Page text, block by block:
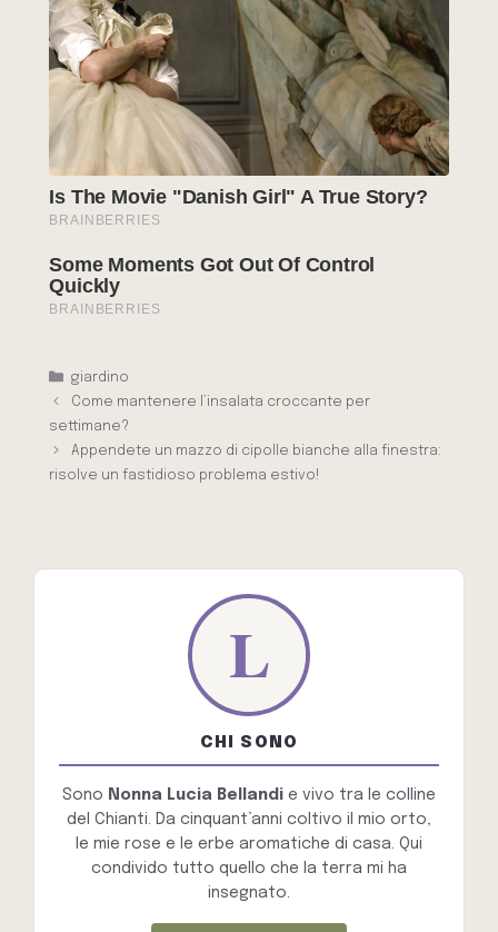
Categorie
giardino
Come mantenere l’insalata croccante per
settimane?
Appendete un mazzo di cipolle bianche alla finestra:
risolve un fastidioso problema estivo!
CHI SONO
Sono Nonna Lucia Bellandi e vivo tra le colline
del Chianti. Da cinquant’anni coltivo il mio orto,
le mie rose e le erbe aromatiche di casa. Qui
condivido tutto quello che la terra mi ha
insegnato.